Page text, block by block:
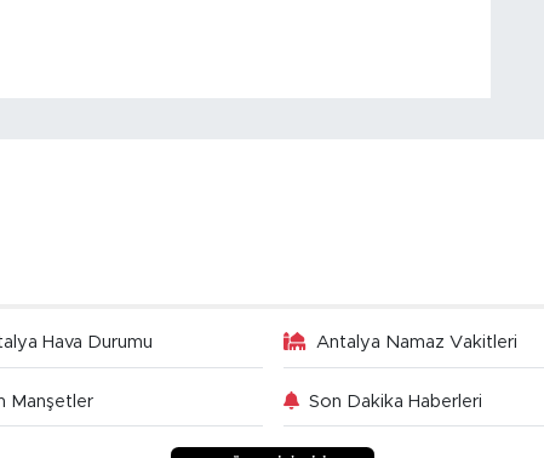
Hava Durumu Antalya Namaz Vakitleri
Manşetler Son Dakika Haberleri